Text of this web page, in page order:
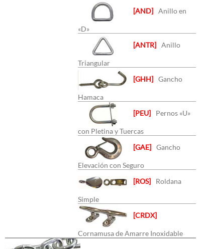
[AND] Anillo en
«D»
[ANTR] Anillo
Triangular
[GHH] Gancho
Hamaca
[PEU]
Pernos «U»
con Pletina y Tuercas
[GAE] Gancho
Elevación con Seguro
[ROS]
Roldana
Simple
[CRDX]
Cornamusa de Amarre Inoxidable